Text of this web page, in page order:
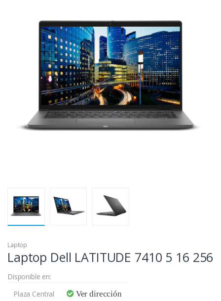
Laptop
Laptop Dell LATITUDE 7410 5 16 256
Disponible en:
Plaza Central
Ver dirección